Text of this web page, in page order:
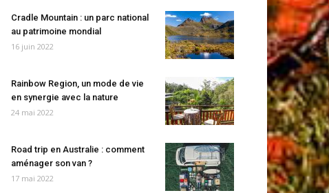
Cradle Mountain : un parc national
au patrimoine mondial
16 juin 2022
Rainbow Region, un mode de vie
en synergie avec la nature
24 mai 2022
Road trip en Australie : comment
aménager son van ?
17 mai 2022